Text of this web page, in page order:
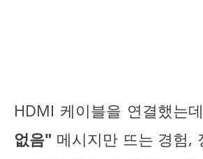
HDMI 케이블을 연결했는
없음" 메시지만 뜨는 경험,